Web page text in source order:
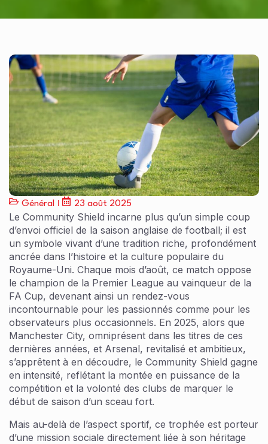
Général 23 août 2025
Le Community Shield incarne plus qu’un simple coup
d’envoi officiel de la saison anglaise de football; il est
un symbole vivant d’une tradition riche, profondément
ancrée dans l’histoire et la culture populaire du
Royaume-Uni. Chaque mois d’août, ce match oppose
le champion de la Premier League au vainqueur de la
FA Cup, devenant ainsi un rendez-vous
incontournable pour les passionnés comme pour les
observateurs plus occasionnels. En 2025, alors que
Manchester City, omniprésent dans les titres de ces
dernières années, et Arsenal, revitalisé et ambitieux,
s’apprêtent à en découdre, le Community Shield gagne
en intensité, reflétant la montée en puissance de la
compétition et la volonté des clubs de marquer le
début de saison d’un sceau fort.
Mais au-delà de l’aspect sportif, ce trophée est porteur
d’une mission sociale directement liée à son héritage